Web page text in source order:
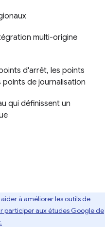
multi-origine
d'arrêt, les points
de journalisation
qui définissent un
à améliorer les outils de
participer aux études Google de